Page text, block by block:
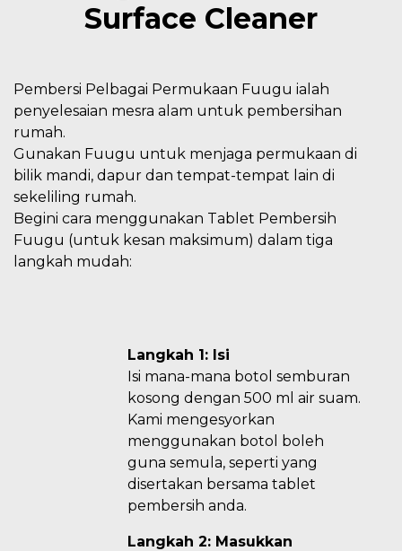
Pembersi Pelbagai Permukaan Fuugu ialah
penyelesaian mesra alam untuk pembersihan
rumah.
Gunakan Fuugu untuk menjaga permukaan di
bilik mandi, dapur dan tempat-tempat lain di
sekeliling rumah.
Begini cara menggunakan Tablet Pembersih
Fuugu (untuk kesan maksimum) dalam tiga
langkah mudah:
Surface Cleaner
Langkah 1: Isi
Isi mana-mana botol semburan
kosong dengan 500 ml air suam.
Kami mengesyorkan
menggunakan botol boleh
guna semula, seperti yang
disertakan bersama tablet
pembersih anda.
Langkah 2: Masukkan